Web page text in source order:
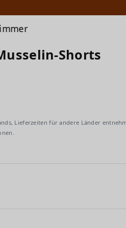
Shorts
Lieferzeiten für andere Länder